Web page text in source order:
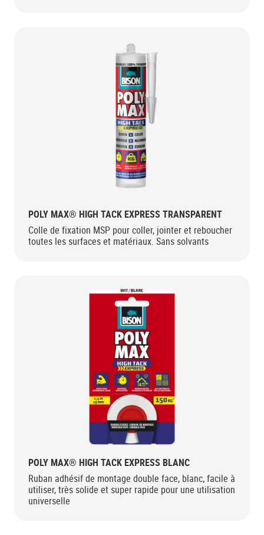
POLY MAX® HIGH TACK EXPRESS TRANSPARENT
Colle de fixation MSP pour coller, jointer et reboucher
toutes les surfaces et matériaux. Sans solvants
POLY MAX® HIGH TACK EXPRESS BLANC
Ruban adhésif de montage double face, blanc, facile à
utiliser, très solide et super rapide pour une utilisation
universelle